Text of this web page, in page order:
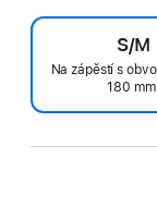
S/M
Na zápěstí s
180 mm.